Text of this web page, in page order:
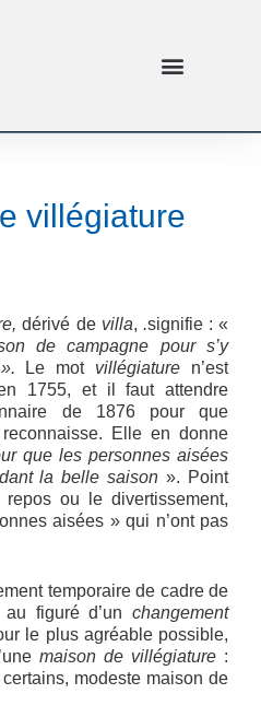
villégiature
dérivé de villa, .signifie : «
de campagne pour s’y
Le mot villégiature n’est
1755, et il faut attendre
de 1876 pour que
reconnaisse. Elle en donne
que les personnes aisées
la belle saison». Point
repos ou le divertissement,
aisées » qui n’ont pas
temporaire de cadre de
figuré d’un changement
le plus agréable possible,
maison de villégiature :
modeste maison de